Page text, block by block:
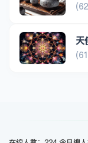
天